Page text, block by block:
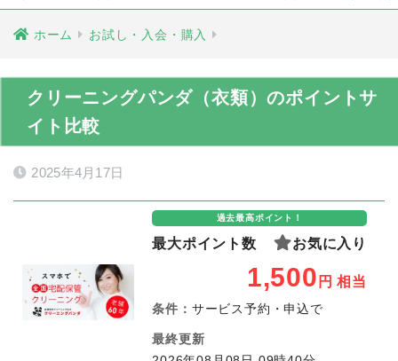
ホーム お試し・入会・購入
クリーニングパンダ（衣類）のポイントサ
イト比較
2025年4月17日
過去最高ポイント！
最大ポイント数 お気に入り
1,500 円 相当
条件： サービス予約・申込で
最終更新